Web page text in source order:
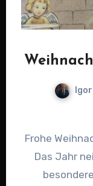
Frohe
Das Jahr